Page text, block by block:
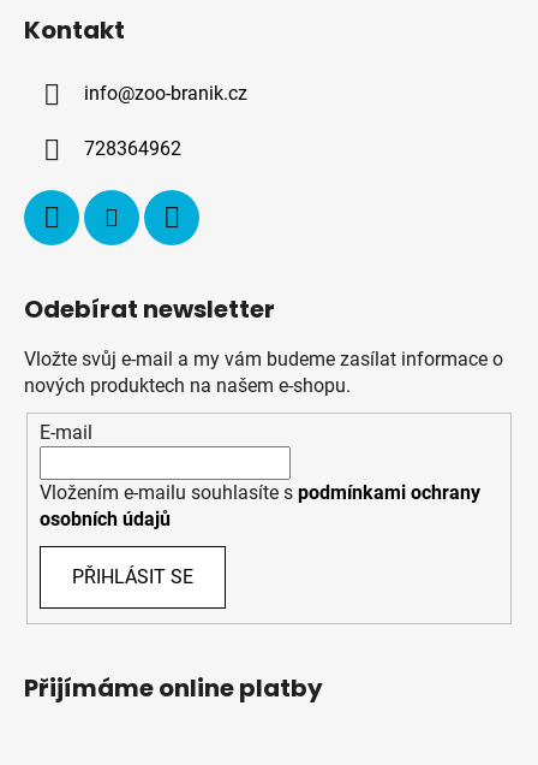
Kontakt
info@zoo-branik.cz
728364962
Odebírat newsletter
Vložte svůj e-mail a my vám budeme zasílat informace o
nových produktech na našem e-shopu.
E-mail
Vložením e-mailu souhlasíte s podmínkami ochrany
osobních údajů
PŘIHLÁSIT SE
Přijímáme online platby